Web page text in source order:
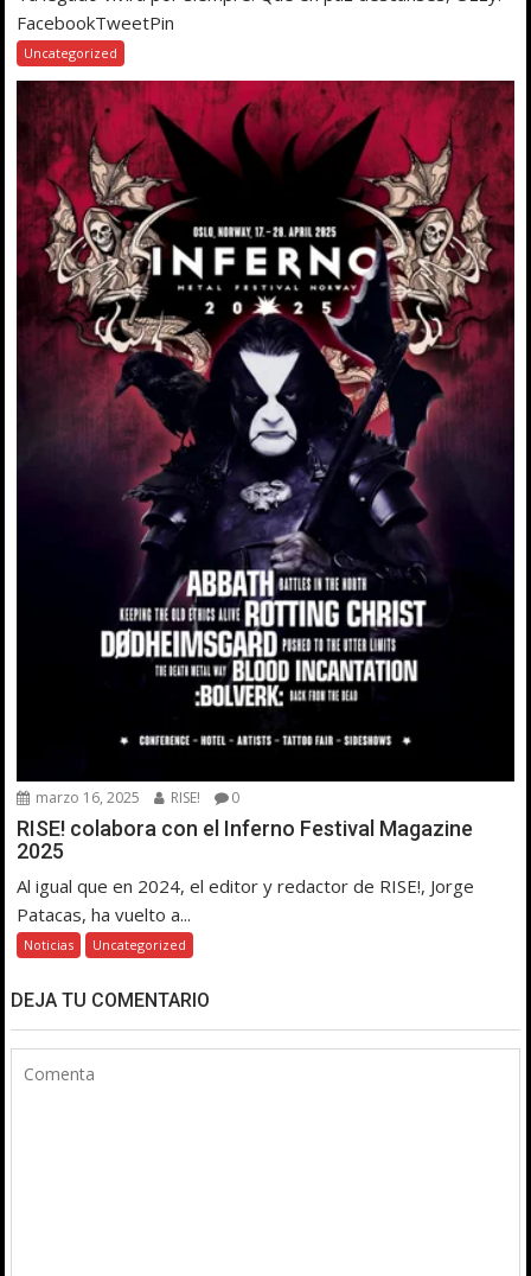
FacebookTweetPin
Uncategorized
marzo 16, 2025 RISE! 0
RISE! colabora con el Inferno Festival Magazine
2025
Al igual que en 2024, el editor y redactor de RISE!, Jorge
Patacas, ha vuelto a...
Noticias Uncategorized
DEJA TU COMENTARIO